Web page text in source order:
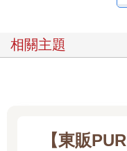
相關主題
【東販